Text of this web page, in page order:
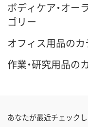
ボディケア・オー
ゴリー
オフィス用品の
作業・研究用品の
あなたが最近チェック